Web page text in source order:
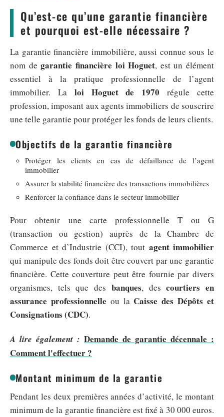
Qu’est-ce qu’une garantie financière
et pourquoi est-elle nécessaire ?
La garantie financière immobilière, aussi connue sous le
nom degarantie financière loi Hoguet, est un élément
essentiel à la pratique professionnelle de l’agent
immobilier. La loi Hoguet de 1970 régule cette
profession, imposant aux agents immobiliers de souscrire
une telle garantie pour protéger les fonds de leurs clients.
Objectifs de la garantie financière
Protéger les clients en cas de défaillance de l’agent
immobilier
Assurer la stabilité financière des transactions immobilières
Renforcer la confiance dans le secteur immobilier
Pour obtenir une carte professionnelle T ou G
(transaction ou gestion) auprès de la Chambre de
Commerce et d’Industrie (CCI), tout agent immobilier
qui manipule des fonds doit être couvert par une garantie
financière. Cette couverture peut être fournie par divers
organismes, tels que des banques, descourtiers en
assurance professionnelle ou la Caisse des Dépôts et
Consignations (CDC).
A lire également : Demande de garantie décennale :
Comment l'effectuer ?
Montant minimum de la garantie
Pendant les deux premières années d’activité, le montant
minimum de la garantie financière est fixé à 30 000 euros.